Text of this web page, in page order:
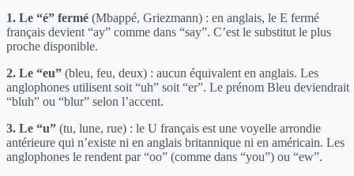
1. Le “é” fermé (Mbappé, Griezmann) : en anglais, le E fermé
français devient “ay” comme dans “say”. C’est le substitut le plus
proche disponible.
2. Le “eu” (bleu, feu, deux) : aucun équivalent en anglais. Les
anglophones utilisent soit “uh” soit “er”. Le prénom Bleu deviendrait
“bluh” ou “blur” selon l’accent.
3. Le “u” (tu, lune, rue) : le U français est une voyelle arrondie
antérieure qui n’existe ni en anglais britannique ni en américain. Les
anglophones le rendent par “oo” (comme dans “you”) ou “ew”.